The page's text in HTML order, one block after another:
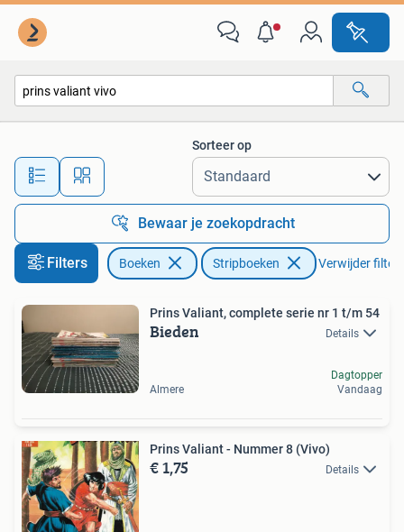
Alle afstanden…
Sorteer op
Bewaar je zoekopdracht
Filters Boeken Stripboeken Verwijder filters
Prins Valiant, complete serie nr 1 t/m 54
Bieden Details
Almere
Dagtopper
Vandaag
Prins Valiant - Nummer 8 (Vivo)
€ 1,75 Details